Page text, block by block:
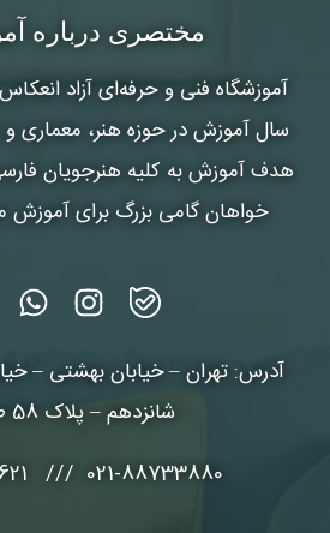
مختصری درباره
آموزشگاه فنی و حرفه‌ای آزاد انعکاس
سال آموزش در حوزه هنر، معماری و
هدف آموزش به کلیه هنرجویان
خواهان گامی بزرگ برای آموزش
آدرس: تهران – خیابان بهشتی –
شانزدهم – پلاک 58 طبقه 3
021-88733880 /// 021-88730621
شماره واتس‌اپ : *